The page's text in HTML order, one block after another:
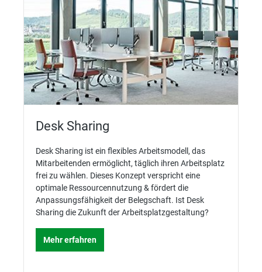
Desk Sharing
Desk Sharing ist ein flexibles Arbeitsmodell, das
Mitarbeitenden ermöglicht, täglich ihren Arbeitsplatz
frei zu wählen. Dieses Konzept verspricht eine
optimale Ressourcennutzung & fördert die
Anpassungsfähigkeit der Belegschaft. Ist Desk
Sharing die Zukunft der Arbeitsplatzgestaltung?
Mehr erfahren